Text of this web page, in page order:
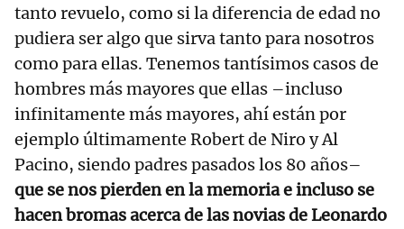
tanto revuelo, como si la diferencia de edad no
pudiera ser algo que sirva tanto para nosotros
como para ellas. Tenemos tantísimos casos de
hombres más mayores que ellas –incluso
infinitamente más mayores, ahí están por
ejemplo últimamente Robert de Niro y Al
Pacino, siendo padres pasados los 80 años–
que se nos pierden en la memoria e incluso se
hacen bromas acerca de las novias de Leonardo